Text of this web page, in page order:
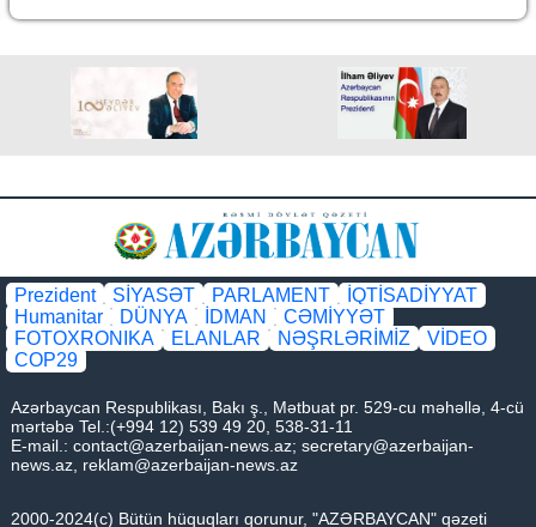
Prezident SİYASƏT PARLAMENT
İQTİSADİYYAT
Humanitar
DÜNYA İDMAN
CƏMİYYƏT
FOTOXRONIKA
ELANLAR NƏŞRLƏRİMİZ
VİDEO
COP29
Azərbaycan Respublikası, Bakı ş., Mətbuat pr. 529-cu məhəllə, 4-cü
mərtəbə Tel.:(+994 12) 539 49 20, 538-31-11
E-mail.: contact@azerbaijan-news.az; secretary@azerbaijan-
news.az reklam@azerbaijan-news.az
2000-2024(c) Bütün hüquqları qorunur, "AZƏRBAYCAN" qəzeti